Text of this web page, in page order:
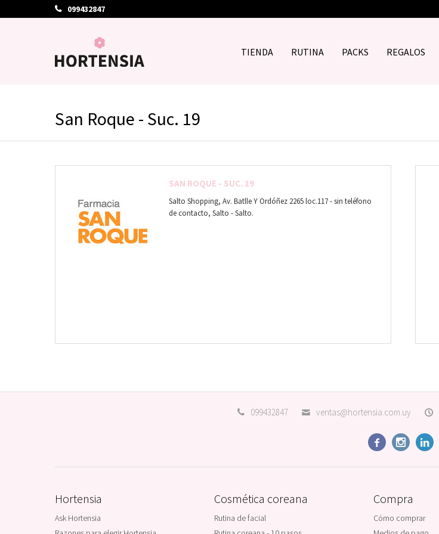
TIENDA RUTINA PACKS REGALOS
099432847
San Roque - Suc. 19
SAN ROQUE - SUC. 19
Salto Shopping, Av. Batlle Y Ordóñez 2265 loc.117 - sin teléfono
de contacto, Salto - Salto.
099432847 ventas@hortensia.com.uy
  
Hortensia
Ask Hortensia
Cosmética coreana
Rutina de facial
Compra
Cómo comprar